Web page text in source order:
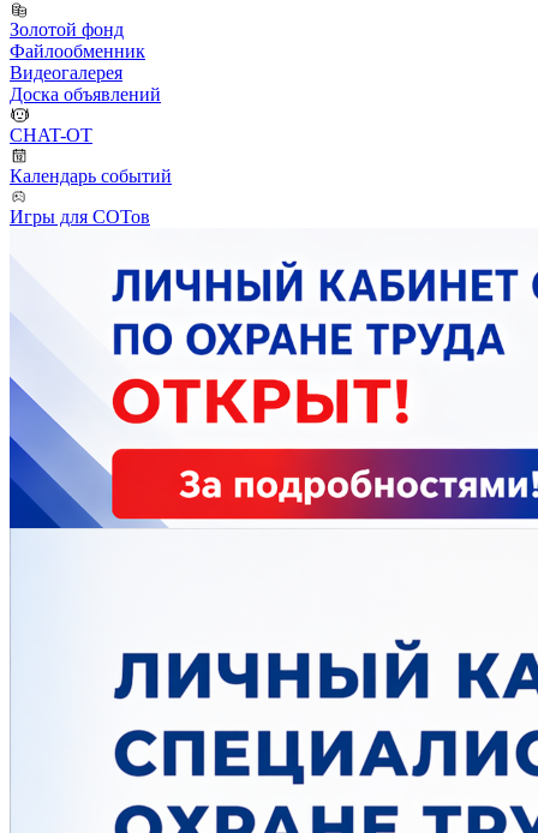
Золотой фонд
Файлообменник
Видеогалерея
Доска объявлений
CHAT-OT
Календарь событий
Игры для СОТов